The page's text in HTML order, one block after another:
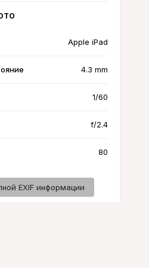
Apple iPad
4.3 mm
1/60
f/2.4
80
EXIF информации